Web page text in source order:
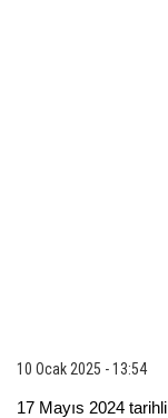
10 Ocak 2025 - 13:54
17 Mayıs 2024